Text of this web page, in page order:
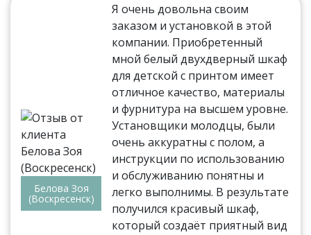
Белова Зоя
(Воскресенск)
Я очень довольна своим
заказом и установкой в этой
компании. Приобретенный
мной белый двухдверный шкаф
для детской с принтом имеет
отличное качество, материалы
и фурнитура на высшем уровне.
Установщики молодцы, были
очень аккуратны с полом, а
инструкции по использованию
и обслуживанию понятны и
легко выполнимы. В результате
получился красивый шкаф,
который создаёт приятный вид